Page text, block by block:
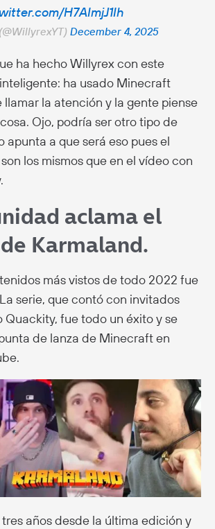
H7AImjJ1Ih
December 4, 2025
ha hecho Willyrex con este
ha usado Minecraft
la atención y la gente piense
Ojo, podría ser otro tipo de
apunta a que será eso pues el
los mismos que en el vídeo con
aclama el
Karmaland.
más vistos de todo 2022 fue
serie, que contó con invitados
Quackity, fue todo un éxito y se
de lanza de Minecraft en
años desde la última edición y